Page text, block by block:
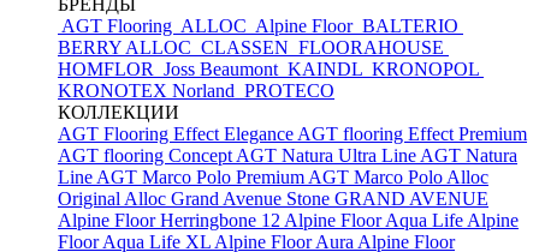
БРЕНДЫ
AGT Flooring ALLOC Alpine Floor BALTERIO
BERRY ALLOC CLASSEN FLOORAHOUSE
HOMFLOR Joss Beaumont KAINDL KRONOPOL
KRONOTEX Norland PROTECO
КОЛЛЕКЦИИ
AGT Flooring Effect Elegance AGT flooring Effect Premium
AGT flooring Concept AGT Natura Ultra Line AGT Natura
Line AGT Marco Polo Premium AGT Marco Polo Alloc
Original Alloc Grand Avenue Stone GRAND AVENUE
Alpine Floor Herringbone 12 Alpine Floor Aqua Life Alpine
Floor Aqua Life XL Alpine Floor Aura Alpine Floor